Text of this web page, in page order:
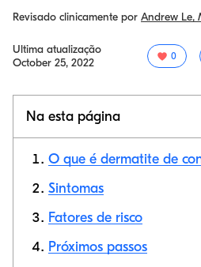
Revisado clinicamente por Andrew Le,
Ultima atualização
October 25, 2022
0
Na esta página
O que é dermatite de
Sintomas
Fatores de risco
Próximos passos